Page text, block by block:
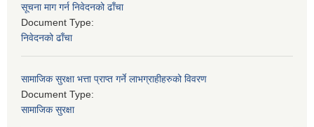
सूचना माग गर्न निवेदनको ढाँचा
Document Type:
निवेदनको ढाँचा
सामाजिक सुरक्षा भत्ता प्राप्त गर्ने लाभग्राहीहरुको विवरण
Document Type:
सामाजिक सुरक्षा